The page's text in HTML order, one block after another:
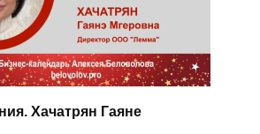
Хачатрян Гаяне